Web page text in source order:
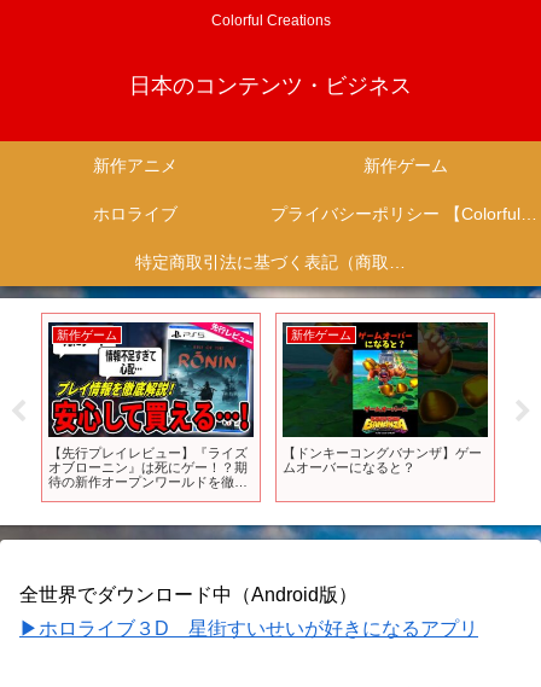
Colorful Creations
日本のコンテンツ・ビジネス
新作アニメ 新作ゲーム
ホロライブ プライバシーポリシー 【Colorful Creation】
特定商取引法に基づく表記（商取引に関する開示）
新作ゲーム
【先行プレイレビュー】『ライズ
オブローニン』は死にゲー！？期
待の新作オープンワールドを徹底
新作ゲーム
【ドンキーコングバナンザ】ゲー
ムオーバーになると？
全世界でダウンロード中（Android版）
▶ホロライブ３D 星街すいせいが好きになるアプリ